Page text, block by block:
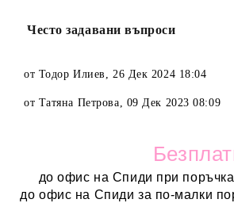
Често задавани въпроси
от Тодор Илиев , 26 Дек 2024 18:04
от Татяна Петрова, 09 Дек 2023 08:09
до офис на Спиди при
до офис на Спиди за по-малки